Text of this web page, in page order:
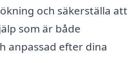
och säkerställa att
som är både
anpassad efter dina